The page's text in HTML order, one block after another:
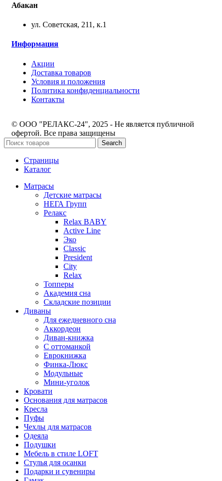
Абакан
ул. Советская, 211, к.1
Информация
Акции
Доставка товаров
Условия и положения
Политика конфиденциальности
Контакты
© ООО "РЕЛАКС-24", 2025 - Не является публичной
офертой. Все права защищены
Search
Страницы
Каталог
Матрасы
Детские матрасы
НЕГА Групп
Релакс
Relax BABY
Active Line
Эко
Classic
President
City
Relax
Топперы
Академия сна
Складские позиции
Диваны
Для ежедневного сна
Аккордеон
Диван-книжка
С оттоманкой
Еврокнижка
Финка-Люкс
Модульные
Мини-уголок
Кровати
Основания для матрасов
Кресла
Пуфы
Чехлы для матрасов
Одеяла
Подушки
Мебель в стиле LOFT
Стулья для осанки
Подарки и сувениры